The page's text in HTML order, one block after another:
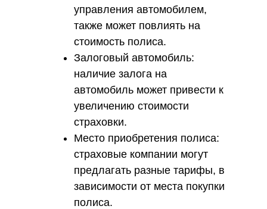
управления автомобилем,
также может повлиять на
стоимость полиса.
Залоговый автомобиль:
наличие залога на
автомобиль может привести к
увеличению стоимости
страховки.
Место приобретения полиса:
страховые компании могут
предлагать разные тарифы, в
зависимости от места покупки
полиса.